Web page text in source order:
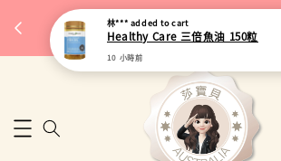
🎉 77購物節｜保健品滿額最低 91
來去逛逛
林*** added to cart
Healthy Care 三倍魚油 150粒
10 小時前